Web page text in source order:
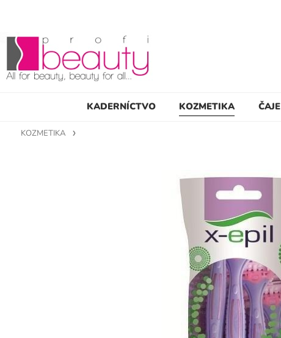
KADERNÍCTVO KOZMETIKA ČAJE
KOZMETIKA